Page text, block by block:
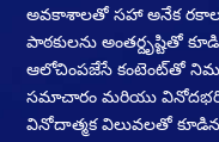
అవకాశాలతో సహా అనేక రకాల
పాఠకులను అంతర్దృష్టితో
ఆలోచింపజేసే కంటెంట్‌తో
సమాచారం మరియు
వినోదాత్మక విలువలతో